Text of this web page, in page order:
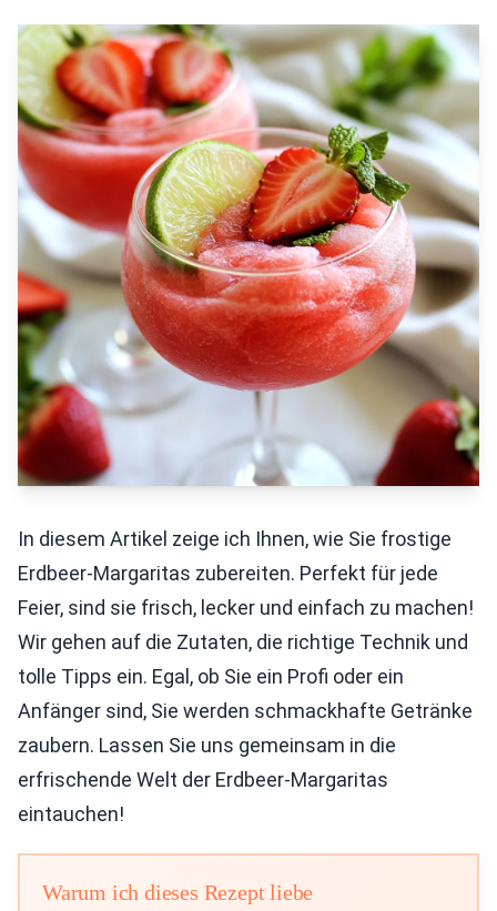
In diesem Artikel zeige ich Ihnen, wie Sie frostige
Erdbeer-Margaritas zubereiten. Perfekt für jede
Feier, sind sie frisch, lecker und einfach zu machen!
Wir gehen auf die Zutaten, die richtige Technik und
tolle Tipps ein. Egal, ob Sie ein Profi oder ein
Anfänger sind, Sie werden schmackhafte Getränke
zaubern. Lassen Sie uns gemeinsam in die
erfrischende Welt der Erdbeer-Margaritas
eintauchen!
Warum ich dieses Rezept liebe